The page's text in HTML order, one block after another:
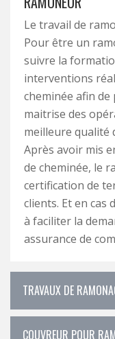
Le travail de
Pour être un
suivre la
interventions
cheminée afin
maitrise des
meilleure qualité
Après avoir mis
de cheminée, le
certification de
clients. Et en cas
à faciliter la
assurance de
TRAVAUX DE
COUVREUR POUR